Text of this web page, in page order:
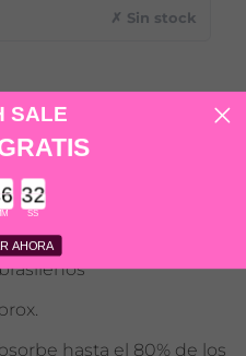
✗ Sin stock
hasta el 80% de los
SALE
Countdown ends in:
SS
AHORA